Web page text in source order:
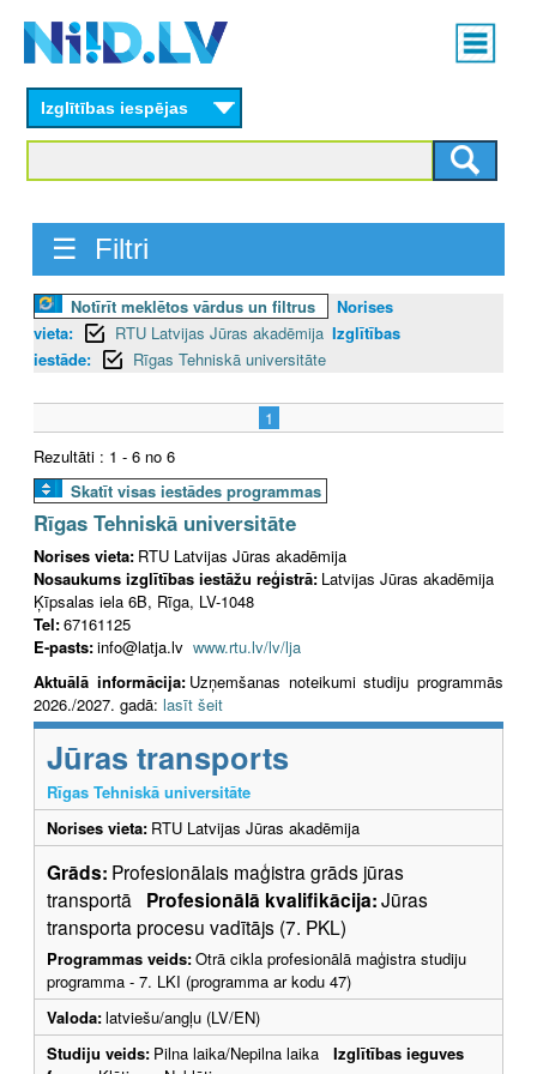
content
Main
menu
Izglītības iespējas
☰ Filtri
Notīrīt meklētos vārdus un filtrus
Norises
vieta:
RTU Latvijas Jūras akadēmija Izglītības
iestāde:
Rīgas Tehniskā universitāte
1
Rezultāti : 1 - 6 no 6
Skatīt visas iestādes programmas
Rīgas Tehniskā universitāte
Norises vieta: RTU Latvijas Jūras akadēmija
Nosaukums izglītības iestāžu reģistrā: Latvijas Jūras akadēmija
Ķīpsalas iela 6B, Rīga, LV-1048
Tel:67161125
E-pasts:info@latja.lv www.rtu.lv/lv/lja
Aktuālā informācija: Uzņemšanas noteikumi studiju programmās
2026./2027. gadā: lasīt šeit
Jūras transports
Rīgas Tehniskā universitāte
Norises vieta: RTU Latvijas Jūras akadēmija
Grāds: Profesionālais maģistra grāds jūras
transportā Profesionālā kvalifikācija:Jūras
transporta procesu vadītājs (7. PKL)
Programmas veids:Otrā cikla profesionālā maģistra studiju
programma - 7. LKI (programma ar kodu 47)
Valoda:latviešu/angļu (LV/EN)
Studiju veids: Pilna laika/Nepilna laika Izglītības ieguves